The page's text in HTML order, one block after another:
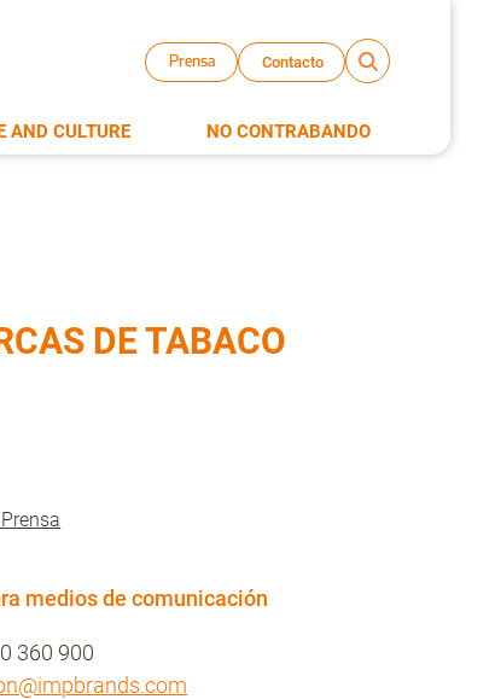
Prensa Contacto
AND CULTURE NO CONTRABANDO
DE TABACO
medios de comunicación
360 900